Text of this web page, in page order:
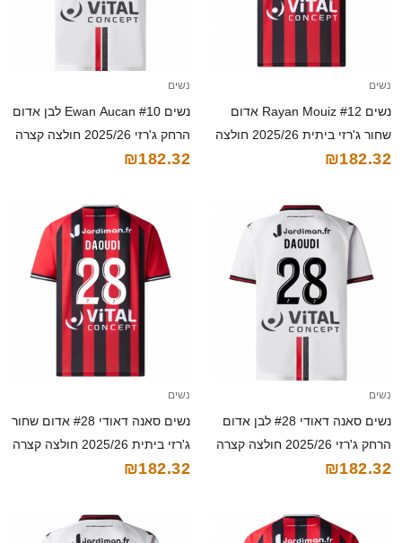
נשים
נשים Rayan Mouiz #12 אדום
שחור ג'רזי ביתית 2025/26 חולצה
קצרה
₪182.32
נשים
נשים Ewan Aucan #10 לבן אדום
הרחק ג'רזי 2025/26 חולצה קצרה
₪182.32
נשים
נשים סאנה דאודי #28 לבן אדום
הרחק ג'רזי 2025/26 חולצה קצרה
₪182.32
נשים
נשים סאנה דאודי #28 אדום שחור
ג'רזי ביתית 2025/26 חולצה קצרה
₪182.32